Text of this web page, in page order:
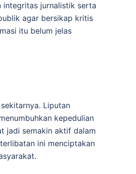
integritas jurnalistik serta
agar bersikap kritis
itu belum jelas
Liputan
kepedulian
jadi semakin aktif dalam
ini menciptakan